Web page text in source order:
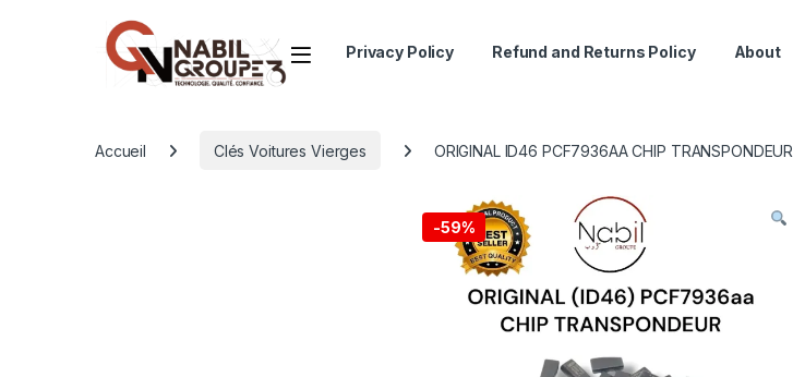
Open Privacy Policy Refund and Returns Policy About
Accueil Clés Voitures Vierges ORIGINAL ID46 PCF7936AA CHIP TRANSPONDEUR
-59%